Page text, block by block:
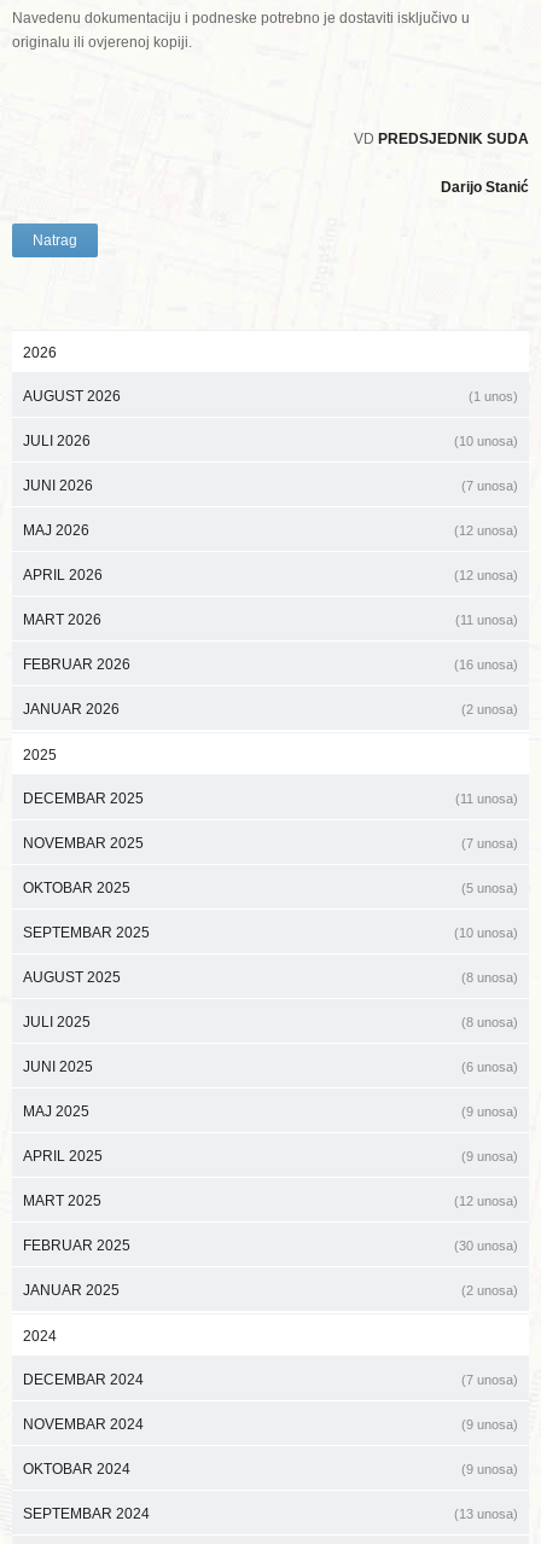
Navedenu dokumentaciju i podneske potrebno je dostaviti isključivo u
originalu ili ovjerenoj kopiji.
VD PREDSJEDNIK SUDA
Darijo Stanić
Natrag
2026
AUGUST 2026 (1 unos)
JULI 2026 (10 unosa)
JUNI 2026 (7 unosa)
MAJ 2026 (12 unosa)
APRIL 2026 (12 unosa)
MART 2026 (11 unosa)
FEBRUAR 2026 (16 unosa)
JANUAR 2026 (2 unosa)
2025
DECEMBAR 2025 (11 unosa)
NOVEMBAR 2025 (7 unosa)
OKTOBAR 2025 (5 unosa)
SEPTEMBAR 2025 (10 unosa)
AUGUST 2025 (8 unosa)
JULI 2025 (8 unosa)
JUNI 2025 (6 unosa)
MAJ 2025 (9 unosa)
APRIL 2025 (9 unosa)
MART 2025 (12 unosa)
FEBRUAR 2025 (30 unosa)
JANUAR 2025 (2 unosa)
2024
DECEMBAR 2024 (7 unosa)
NOVEMBAR 2024 (9 unosa)
OKTOBAR 2024 (9 unosa)
SEPTEMBAR 2024 (13 unosa)